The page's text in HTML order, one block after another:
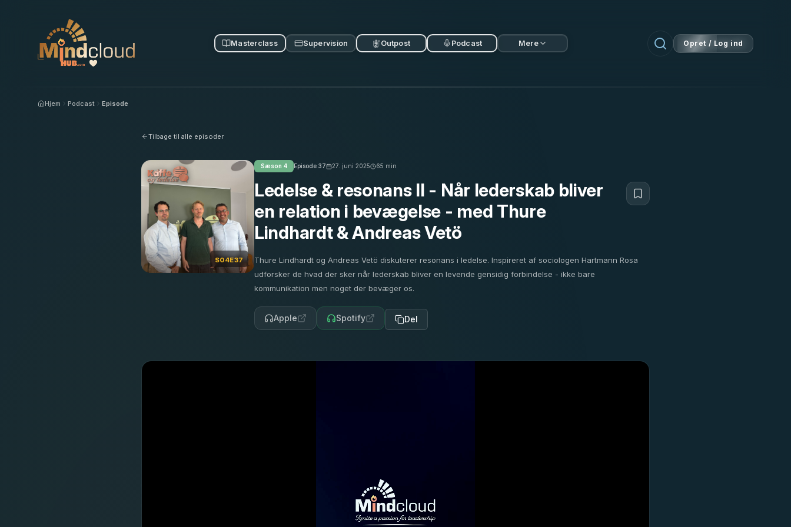
Masterclass Supervision Outpost Podcast Mere Opret / Log ind
Hjem Podcast Episode
Tilbage til alle episoder
S04E37
Sæson 4 Episode 37 27. juni 2025 65 min
Ledelse & resonans II - Når lederskab bliver
en relation i bevægelse - med Thure
Lindhardt & Andreas Vetö
Thure Lindhardt og Andreas Vetö diskuterer resonans i ledelse. Inspireret af sociologen Hartmann Rosa
udforsker de hvad der sker når lederskab bliver en levende gensidig forbindelse - ikke bare
kommunikation men noget der bevæger os.
Apple Spotify Del